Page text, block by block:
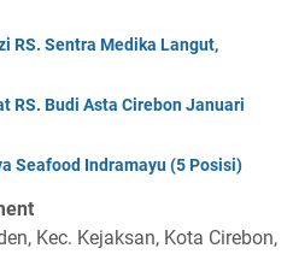
RS. Sentra Medika Langut,
RS. Budi Asta Cirebon Januari
Seafood Indramayu (5 Posisi)
Kec. Kejaksan, Kota Cirebon,